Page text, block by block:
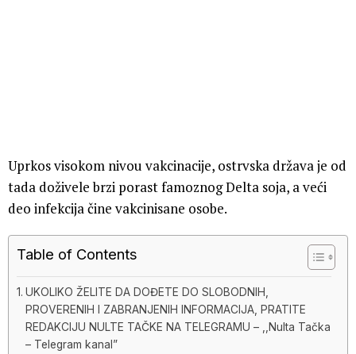
Uprkos visokom nivou vakcinacije, ostrvska država je od
tada doživele brzi porast famoznog Delta soja, a veći
deo infekcija čine vakcinisane osobe.
Table of Contents
UKOLIKO ŽELITE DA DOĐETE DO SLOBODNIH,
PROVERENIH I ZABRANJENIH INFORMACIJA, PRATITE
REDAKCIJU NULTE TAČKE NA TELEGRAMU – ,,Nulta Tačka
– Telegram kanal”